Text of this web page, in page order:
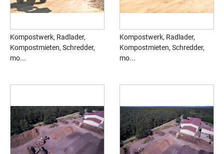
Kompostwerk, Radlader,
Kompostmieten, Schredder,
mo...
Kompostwerk, Radlader,
Kompostmieten, Schredder,
mo...